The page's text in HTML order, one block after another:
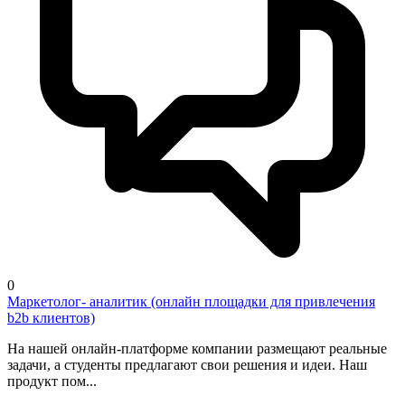
0
Маркетолог- аналитик (онлайн площадки для привлечения
b2b клиентов)
На нашей онлайн-платформе компании размещают реальные
задачи, а студенты предлагают свои решения и идеи. Наш
продукт пом...